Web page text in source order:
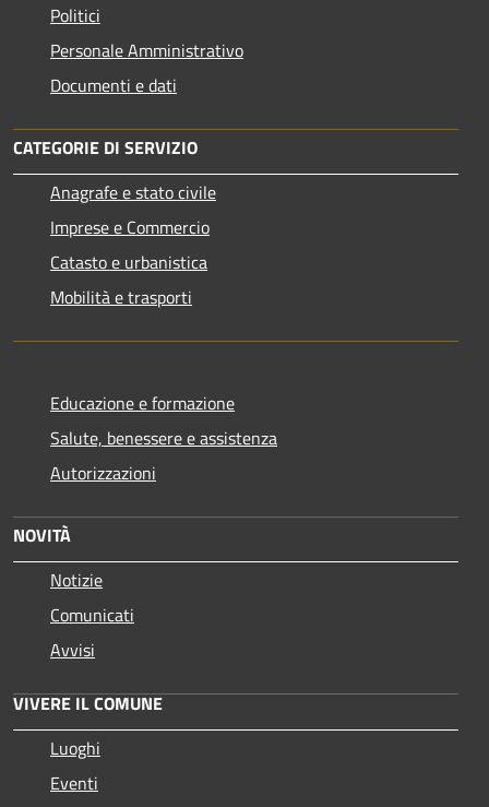
Politici
Personale Amministrativo
Documenti e dati
CATEGORIE DI SERVIZIO
Anagrafe e stato civile
Imprese e Commercio
Catasto e urbanistica
Mobilità e trasporti
Educazione e formazione
Salute, benessere e assistenza
Autorizzazioni
NOVITÀ
Notizie
Comunicati
Avvisi
VIVERE IL COMUNE
Luoghi
Eventi